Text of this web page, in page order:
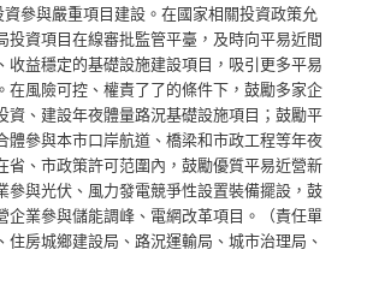
參與嚴重項目建設。在國家相關投資政策允
投資項目在線審批監管平臺，及時向平易近間
收益穩定的基礎設施建設項目，吸引更多平易
在風險可控、權責了了的條件下，鼓勵多家企
資、建設年夜體量路況基礎設施項目；鼓勵平
體參與本市口岸航道、橋梁和市政工程等年夜
省、市政策許可范圍內，鼓勵優質平易近營新
參與光伏、風力發電競爭性設置裝備擺設，鼓
企業參與儲能調峰、電網改革項目。（責任單
住房城鄉建設局、路況運輸局、城市治理局、